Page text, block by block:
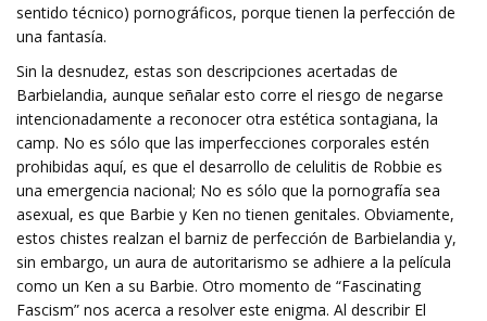
sentido técnico) pornográficos, porque tienen la perfección de
una fantasía.
Sin la desnudez, estas son descripciones acertadas de
Barbielandia, aunque señalar esto corre el riesgo de negarse
intencionadamente a reconocer otra estética sontagiana, la
camp. No es sólo que las imperfecciones corporales estén
prohibidas aquí, es que el desarrollo de celulitis de Robbie es
una emergencia nacional; No es sólo que la pornografía sea
asexual, es que Barbie y Ken no tienen genitales. Obviamente,
estos chistes realzan el barniz de perfección de Barbielandia y,
sin embargo, un aura de autoritarismo se adhiere a la película
como un Ken a su Barbie. Otro momento de “Fascinating
Fascism” nos acerca a resolver este enigma. Al describir El